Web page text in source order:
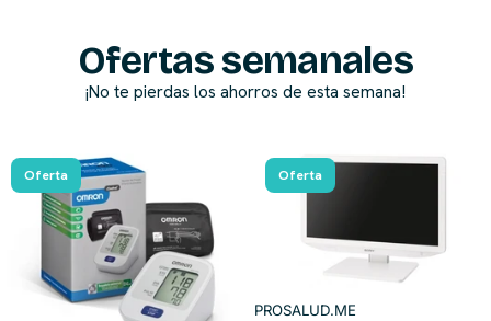
Ofertas semanales
¡No te pierdas los ahorros de esta semana!
Oferta Oferta
PROSALUD.ME